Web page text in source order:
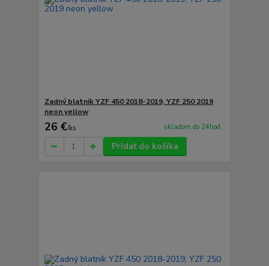
Zadný blatník YZF 450 2018-2019, YZF 250 2019
neon yellow
26 €/ks skladom do 24hod.
Pridať do košíka